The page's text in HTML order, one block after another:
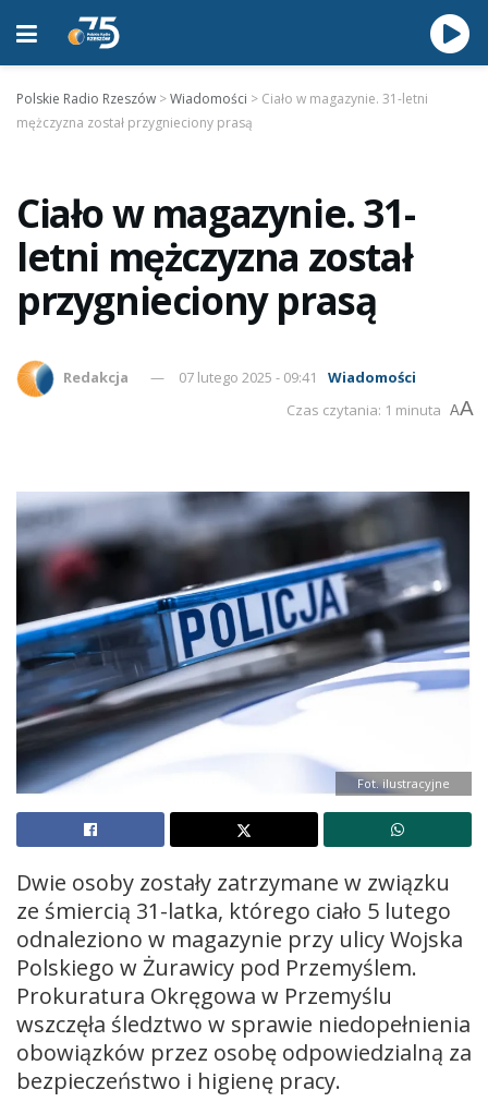
Polskie Radio Rzeszów >Wiadomości > Ciało w magazynie. 31-letni
mężczyzna został przygnieciony prasą
Ciało w magazynie. 31-
letni mężczyzna został
przygnieciony prasą
Redakcja 07 lutego 2025 - 09:41
Wiadomości
Czas czytania: 1 minuta AA
Fot. ilustracyjne
Dwie osoby zostały zatrzymane w związku
ze śmiercią 31-latka, którego ciało 5 lutego
odnaleziono w magazynie przy ulicy Wojska
Polskiego w Żurawicy pod Przemyślem.
Prokuratura Okręgowa w Przemyślu
wszczęła śledztwo w sprawie niedopełnienia
obowiązków przez osobę odpowiedzialną za
bezpieczeństwo i higienę pracy.